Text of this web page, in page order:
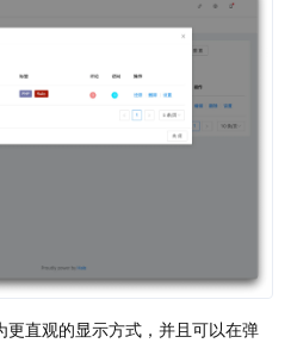
直观的显示方式，并且可以在弹